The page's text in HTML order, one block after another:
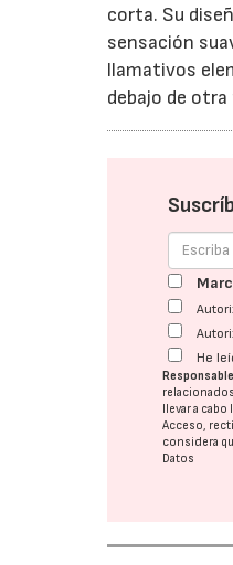
corta. Su
sensación
llamativos
debajo de otra
He
llevar a
Acceso,
considera
Datos